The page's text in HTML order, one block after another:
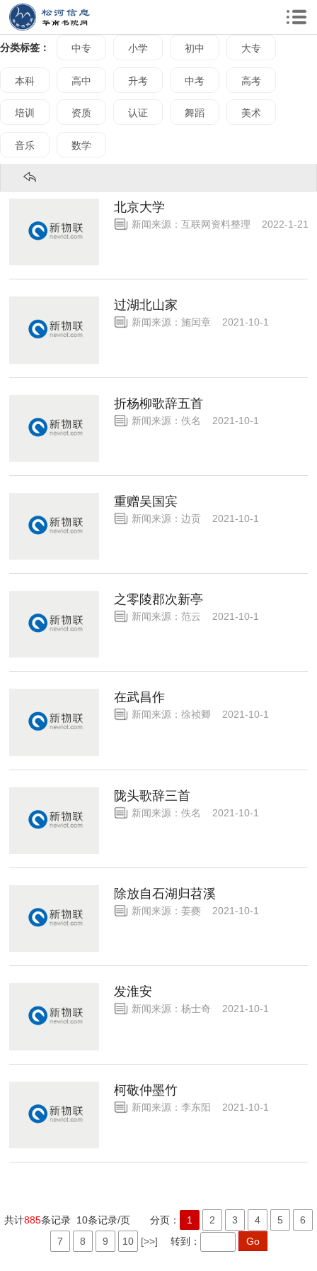
分类标签： 中专 小学 初中 大专
本科 高中 升考 中考 高考
培训 资质 认证 舞蹈 美术
音乐 数学
北京大学
新闻来源：互联网资料整理 2022-1-
过湖北山家
新闻来源：施闰章 2021-10-1
折杨柳歌辞五首
新闻来源：佚名 2021-10-1
重赠吴国宾
新闻来源：边贡 2021-10-1
之零陵郡次新亭
新闻来源：范云 2021-10-1
在武昌作
新闻来源：徐祯卿 2021-10-1
陇头歌辞三首
新闻来源：佚名 2021-10-1
除放自石湖归苕溪
新闻来源：姜夔 2021-10-1
发淮安
新闻来源：杨士奇 2021-10-1
柯敬仲墨竹
新闻来源：李东阳 2021-10-1
共计885条记录 10条记录/页 分页： 1 2 3 4 5
6
7
8 9 10 [>>] 转到：